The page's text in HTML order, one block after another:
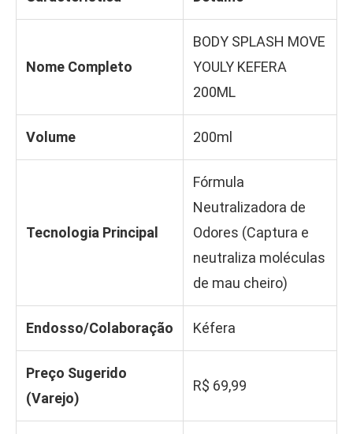
Nome Completo
BODY SPLASH MOVE
YOULY KEFERA
200ML
Volume 200ml
Tecnologia Principal
Fórmula
Neutralizadora de
Odores (Captura e
neutraliza moléculas
de mau cheiro)
Endosso/Colaboração Kéfera
Preço Sugerido
(Varejo)
R$ 69,99